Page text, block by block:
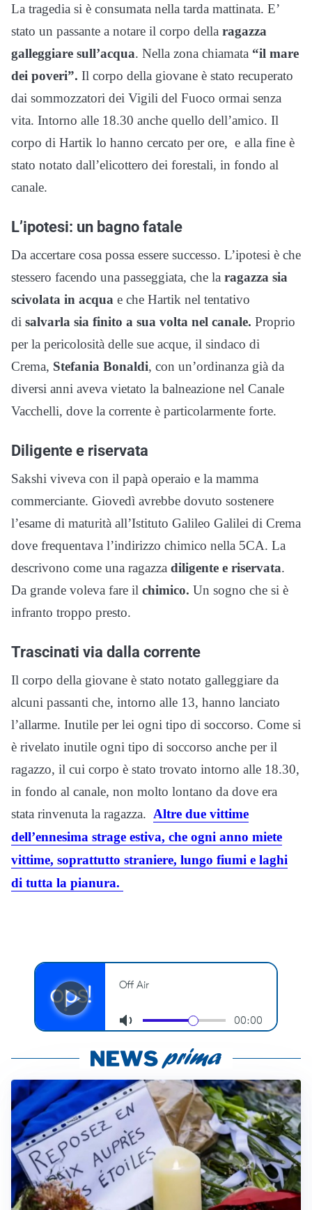
La tragedia si è consumata nella tarda mattinata. E’
stato un passante a notare il corpo della ragazza
galleggiare sull’acqua. Nella zona chiamata “il mare
dei poveri”. Il corpo della giovane è stato recuperato
dai sommozzatori dei Vigili del Fuoco ormai senza
vita. Intorno alle 18.30 anche quello dell’amico. Il
corpo di Hartik lo hanno cercato per ore, e alla fine è
stato notato dall’elicottero dei forestali, in fondo al
canale.
L’ipotesi: un bagno fatale
Da accertare cosa possa essere successo. L’ipotesi è che
stessero facendo una passeggiata, che la ragazza sia
scivolata in acqua e che Hartik nel tentativo
di salvarla sia finito a sua volta nel canale. Proprio
per la pericolosità delle sue acque, il sindaco di
Crema, Stefania Bonaldi, con un’ordinanza già da
diversi anni aveva vietato la balneazione nel Canale
Vacchelli, dove la corrente è particolarmente forte.
Diligente e riservata
Sakshi viveva con il papà operaio e la mamma
commerciante. Giovedì avrebbe dovuto sostenere
l’esame di maturità all’Istituto Galileo Galilei di Crema
dove frequentava l’indirizzo chimico nella 5CA. La
descrivono come una ragazza diligente e riservata.
Da grande voleva fare il chimico. Un sogno che si è
infranto troppo presto.
Trascinati via dalla corrente
Il corpo della giovane è stato notato galleggiare da
alcuni passanti che, intorno alle 13, hanno lanciato
l’allarme. Inutile per lei ogni tipo di soccorso. Come si
è rivelato inutile ogni tipo di soccorso anche per il
ragazzo, il cui corpo è stato trovato intorno alle 18.30,
in fondo al canale, non molto lontano da dove era
stata rinvenuta la ragazza. Altre due vittime
dell’ennesima strage estiva, che ogni anno miete
vittime, soprattutto straniere, lungo fiumi e laghi
di tutta la pianura.